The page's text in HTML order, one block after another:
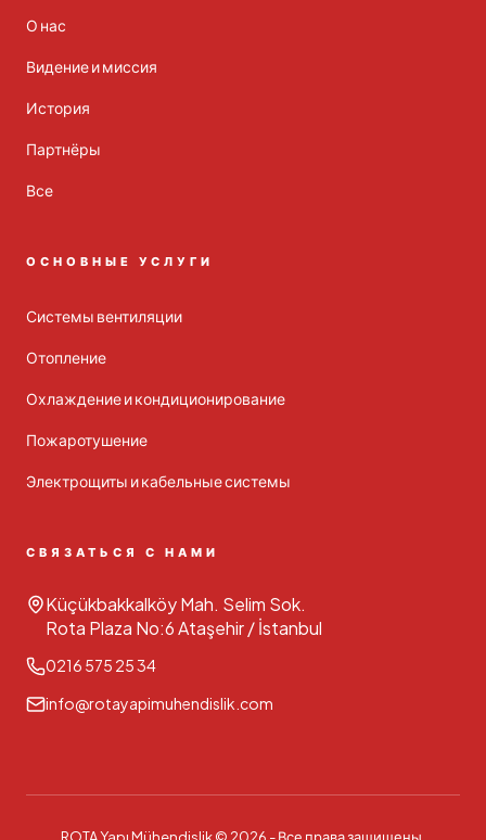
О нас
Видение и миссия
История
Партнёры
Все
ОСНОВНЫЕ УСЛУГИ
Системы вентиляции
Отопление
Охлаждение и кондиционирование
Пожаротушение
Электрощиты и кабельные системы
СВЯЗАТЬСЯ С НАМИ
Küçükbakkalköy Mah. Selim Sok.
Rota Plaza No:6 Ataşehir / İstanbul
0216 575 25 34
info@rotayapimuhendislik.com